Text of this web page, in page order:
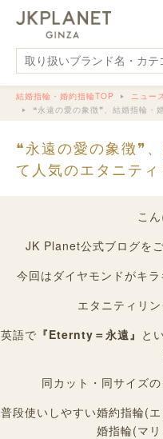
結婚指輪・婚約指輪TOP
ニュー
❝永遠の愛の象徴❞、結婚指輪・
❝永遠の愛の象徴❞
て人気のエタニテ
こ
JK Planet公式ブログを
今回はダイヤモンドがキラ
エタニティリン
英語で 『Eternty＝永遠』 と
同カット・同サイズ
普段使いしやすい婚約指輪(
婚指輪(マリ